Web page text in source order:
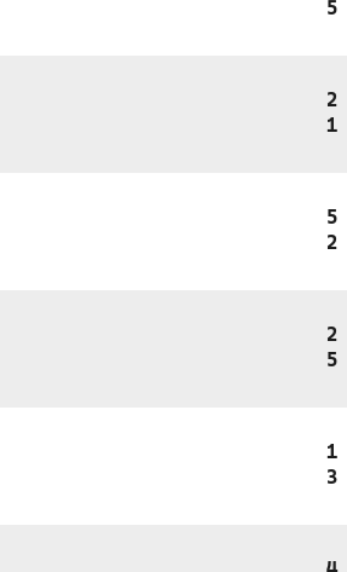
5
2
1
5
2
2
5
1
3